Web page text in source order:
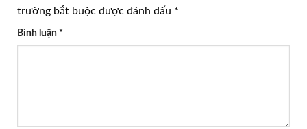
trường bắt buộc được đánh dấu *
Bình luận *